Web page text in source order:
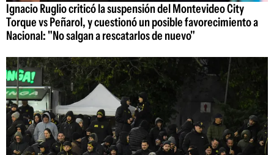
Ignacio Ruglio criticó la suspensión del Montevideo City
Torque vs Peñarol, y cuestionó un posible favorecimiento a
Nacional: "No salgan a rescatarlos de nuevo"